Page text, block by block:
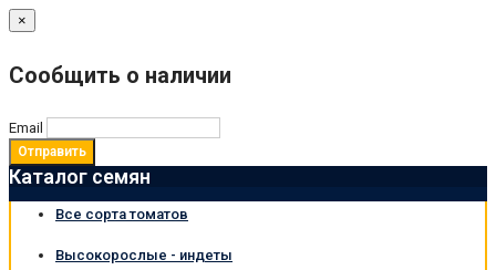
×
Сообщить о наличии
Email
Отправить
Каталог семян
Все сорта томатов
Высокорослые - индеты